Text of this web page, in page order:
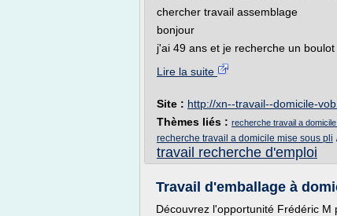
chercher travail assemblage
bonjour
j'ai 49 ans et je recherche un
Lire la suite
Site : http://xn--travail--domicile-
Thèmes liés : recherche travail a
recherche travail a domicile mise sous pli
travail recherche d'emploi
Travail d'emballage à
Découvrez l'opportunité Frédéric